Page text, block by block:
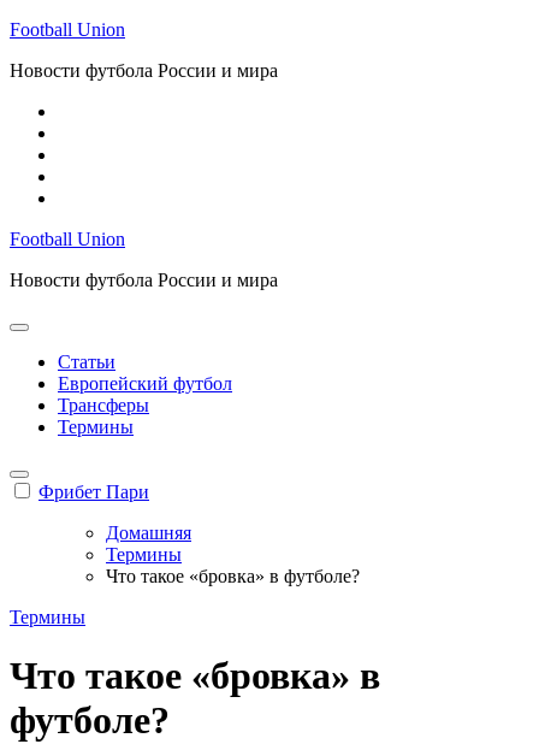
Перейти
содержимому
Football Union
Новости футбола России и мира
Football Union
Новости футбола России и мира
Статьи
Европейский футбол
Трансферы
Термины
Фрибет Пари
Домашняя
Термины
Что такое «бровка» в футболе?
Термины
Что такое «бровка» в
футболе?